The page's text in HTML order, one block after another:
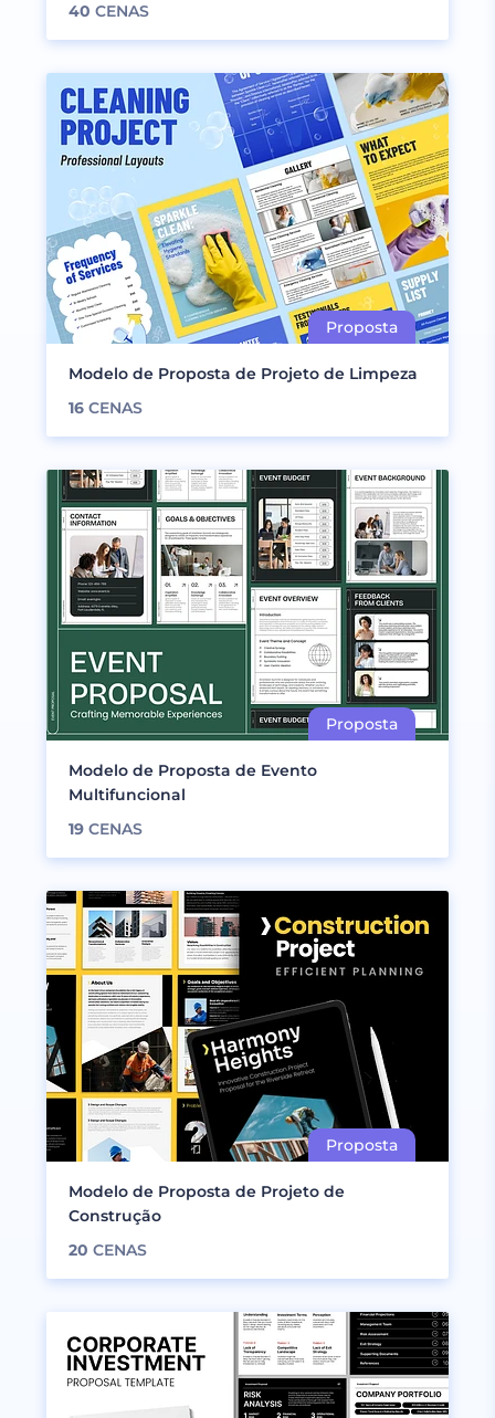
40 CENAS
Modelo de Proposta de Projeto de Limpeza
16 CENAS
Modelo de Proposta de Evento
Multifuncional
19 CENAS
Modelo de Proposta de Projeto de
Construção
20 CENAS